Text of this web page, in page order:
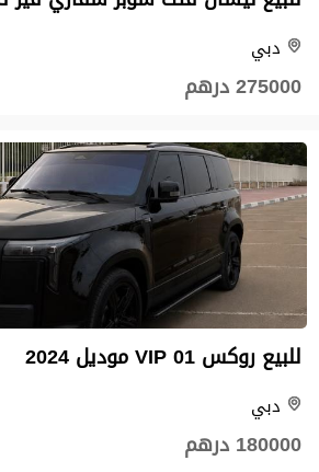
دبي
275000 درهم
للبيع روكس 01 VIP موديل 2024
دبي
180000 درهم